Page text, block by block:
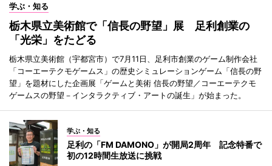
学ぶ・知る
栃木県立美術館で「信長の野望」展 足利創業の
「光栄」をたどる
栃木県立美術館（宇都宮市）で7月11日、足利市創業のゲーム制作会社
「コーエーテクモゲームス」の歴史シミュレーションゲーム「信長の野
望」を題材にした企画展「ゲームと美術 信長の野望／コーエーテクモ
ゲームスの野望－インタラクティブ・アートの誕生」が始まった。
学ぶ・知る
足利の「FM DAMONO」が開局2周年 記念特番で
初の12時間生放送に挑戦